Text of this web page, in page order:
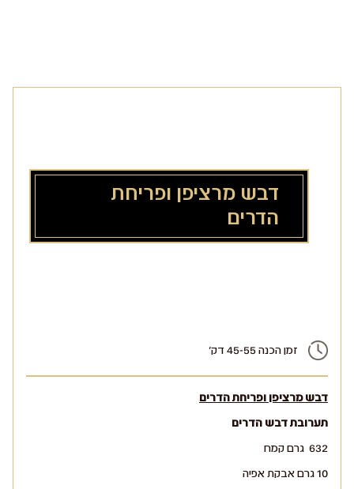
דבש מרציפן ופריחת
הדרים
זמן הכנה 45-55 דק'
דבש מרציפן ופריחת הדרים
תערובת דבש הדרים
632 גרם קמח
10 גרם אבקת אפיה